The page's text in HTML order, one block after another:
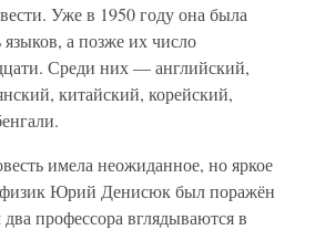
Уже в 1950 году она была
а позже их число
Среди них — английский,
китайский, корейский,
имела неожиданное, но яркое
физик Юрий Денисюк был поражён
профессора вглядываются в